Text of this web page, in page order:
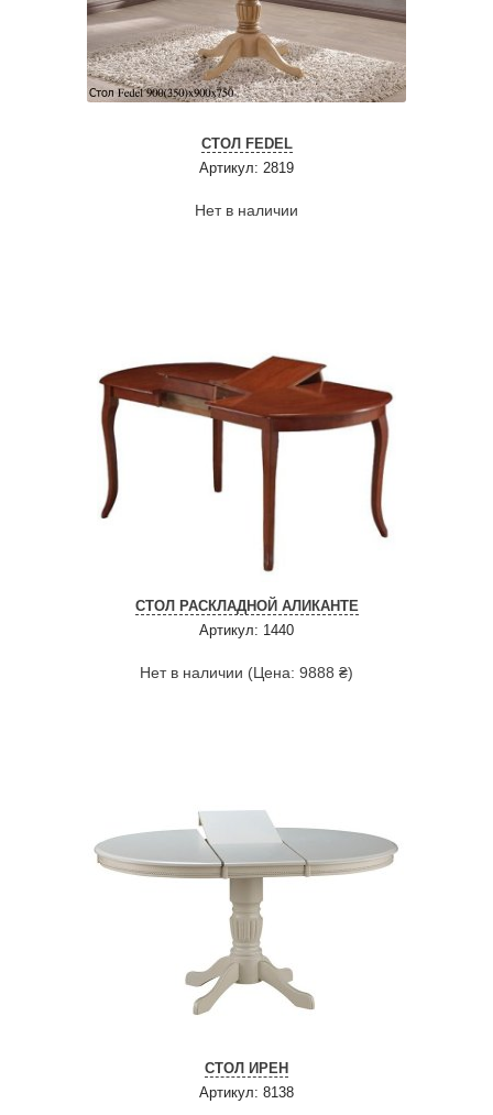
СТОЛ FEDEL
Артикул: 2819
Нет в наличии
СТОЛ РАСКЛАДНОЙ АЛИКАНТЕ
Артикул: 1440
Нет в наличии (Цена: 9888 ₴)
СТОЛ ИРЕН
Артикул: 8138